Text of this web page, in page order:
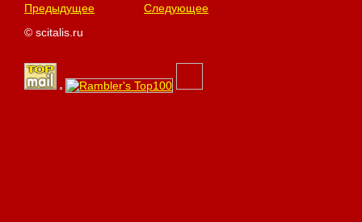
Предыдущее
Следующее
© scitalis.ru